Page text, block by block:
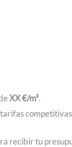
XX €/m².
recibir tu